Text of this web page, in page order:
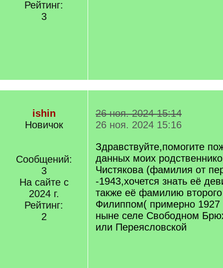
Рейтинг:
3
ishin
Новичок
Сообщений:
3
На сайте с
2024 г.
Рейтинг:
2
26 ноя. 2024 15:14
26 ноя. 2024 15:16
Здравствуйте,помогите
данных моих
Чистякова (фамилия от
-1943,хочется знать её
также её фамилию
Филиппом( примерно 1927
ныне селе Свободном
или Переясловской